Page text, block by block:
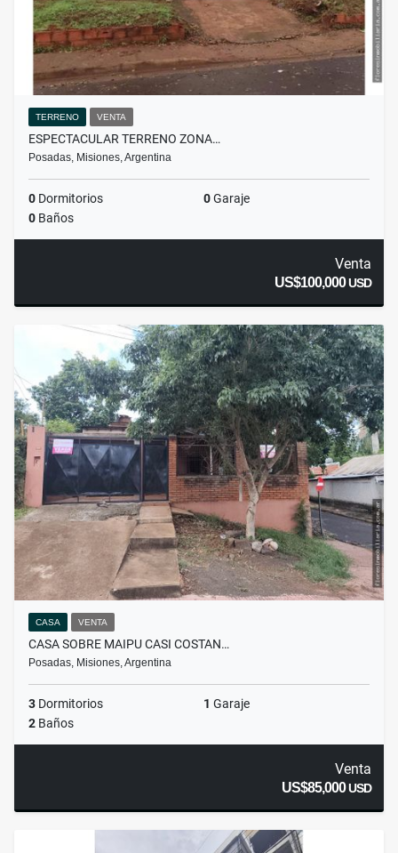
TERRENO VENTA
ESPECTACULAR TERRENO ZONA…
Posadas, Misiones, Argentina
0 Dormitorios 0Garaje
0 Baños
Venta
US$100,000USD
CASA VENTA
CASA SOBRE MAIPU CASI COSTAN…
Posadas, Misiones, Argentina
3 Dormitorios 1 Garaje
2 Baños
Venta
US$85,000USD